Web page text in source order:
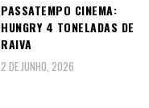
PASSATEMPO CINEMA:
HUNGRY 4 TONELADAS DE
RAIVA
2 DE JUNHO, 2026